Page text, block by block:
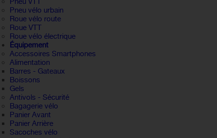
Pneu vélo urbain
Roue vélo route
Roue VTT
Roue vélo électrique
Équipement
Accessoires Smartphones
Alimentation
Barres - Gateaux
Boissons
Gels
Antivols - Sécurité
Bagagerie vélo
Panier Avant
Panier Arrière
Sacoches vélo